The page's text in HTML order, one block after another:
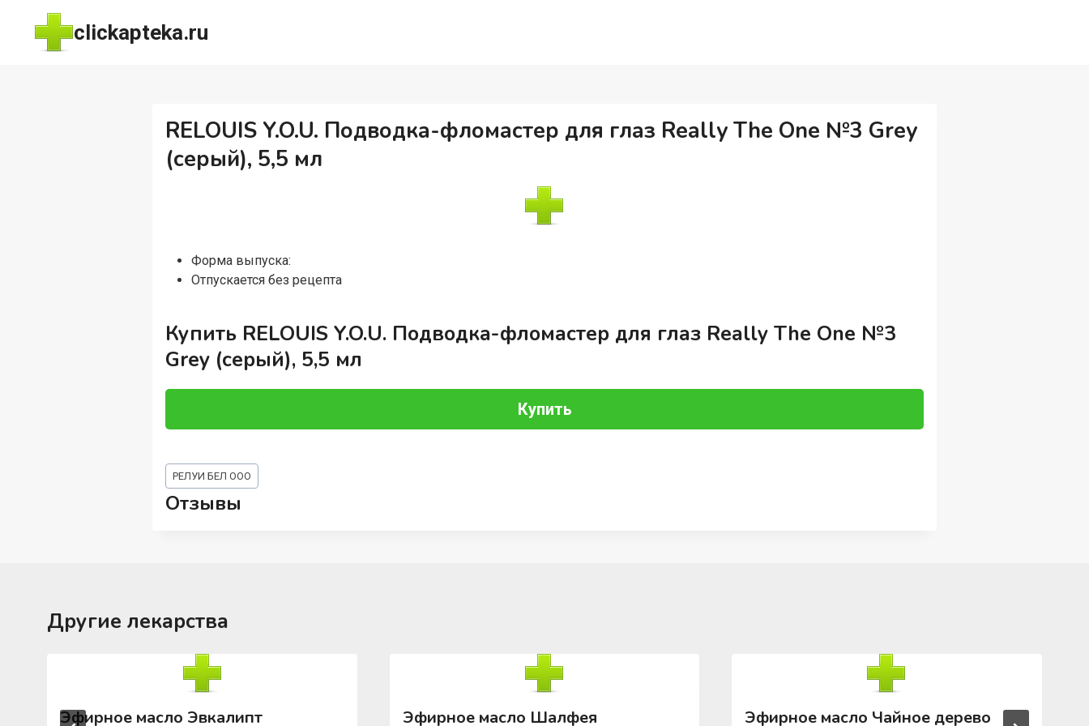
Перейти
содержимому
clickapteka.ru
RELOUIS Y.O.U. Подводка-фломастер для глаз Really The One №3 Grey
(серый), 5,5 мл
Форма выпуска:
Отпускается без рецепта
Купить RELOUIS Y.O.U. Подводка-фломастер для глаз Really The One №3
Grey (серый), 5,5 мл
Купить
Метки
записи:
РЕЛУИ БЕЛ ООО
Отзывы
Другие лекарства
Эфирное масло Эвкалипт Эфирное масло Шалфея Эфирное масло Чайное дерево